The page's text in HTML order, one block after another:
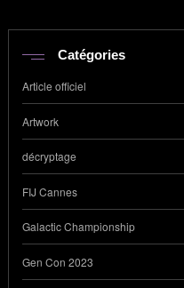
Catégories
Article officiel
Artwork
décryptage
FIJ Cannes
Galactic Championship
Gen Con 2023